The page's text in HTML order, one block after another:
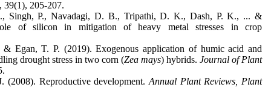
, 39(1), 205-207.
Singh, P., Navadagi, D. B., Tripathi, D. K., Dash, P. K., ... &
of silicon in mitigation of heavy metal stresses in crop
Egan, T. P. (2019). Exogenous application of humic acid and
drought stress in two corn (Zea mays) hybrids. Journal of Plant
Reproductive development. Annual Plant Reviews, Plant